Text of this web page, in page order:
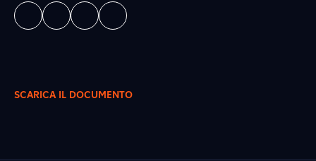
SCARICA IL DOCUMENTO